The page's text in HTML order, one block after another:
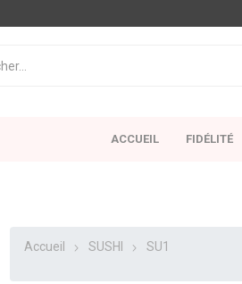
ACCUEIL FIDÉLITÉ
Accueil SUSHI SU1